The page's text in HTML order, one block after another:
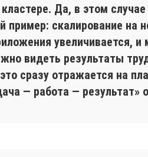
Да, в этом
скалирование на
увеличивается,
видеть результаты
сразу отражается на
— работа — результат»